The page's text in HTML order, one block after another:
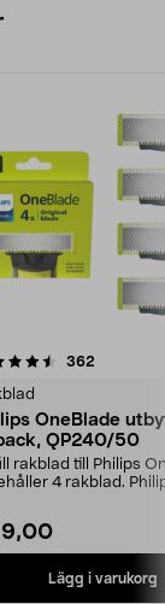
362
OneBlade
QP240/50
rakblad till Philips
4 rakblad.
Lägg i varukorg
4.5av 5 stjärnor